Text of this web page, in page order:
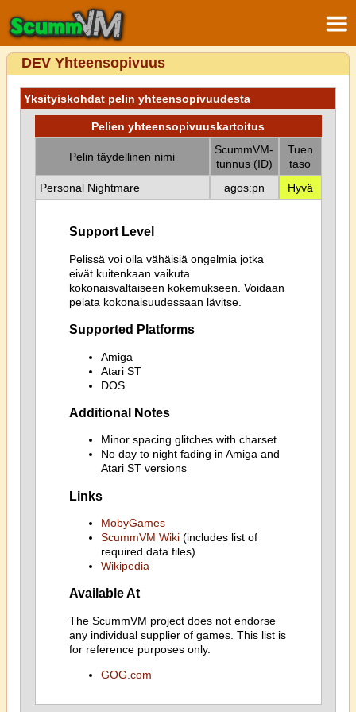
DEV Yhteensopivuus
Yksityiskohdat pelin yhteensopivuudesta
Pelien yhteensopivuuskartoitus
Pelin täydellinen nimi
ScummVM-
tunnus (ID)
Tuen
taso
Personal Nightmare
agos:pn Hyvä
Support Level
Pelissä voi olla vähäisiä ongelmia jotka
eivät kuitenkaan vaikuta
kokonaisvaltaiseen kokemukseen. Voidaan
pelata kokonaisuudessaan lävitse.
Supported Platforms
Amiga
Atari ST
DOS
Additional Notes
Minor spacing glitches with charset
No day to night fading in Amiga and
Atari ST versions
Links
MobyGames
ScummVM Wiki(includes list of
required data files)
Wikipedia
Available At
The ScummVM project does not endorse
any individual supplier of games. This list is
for reference purposes only.
GOG.com